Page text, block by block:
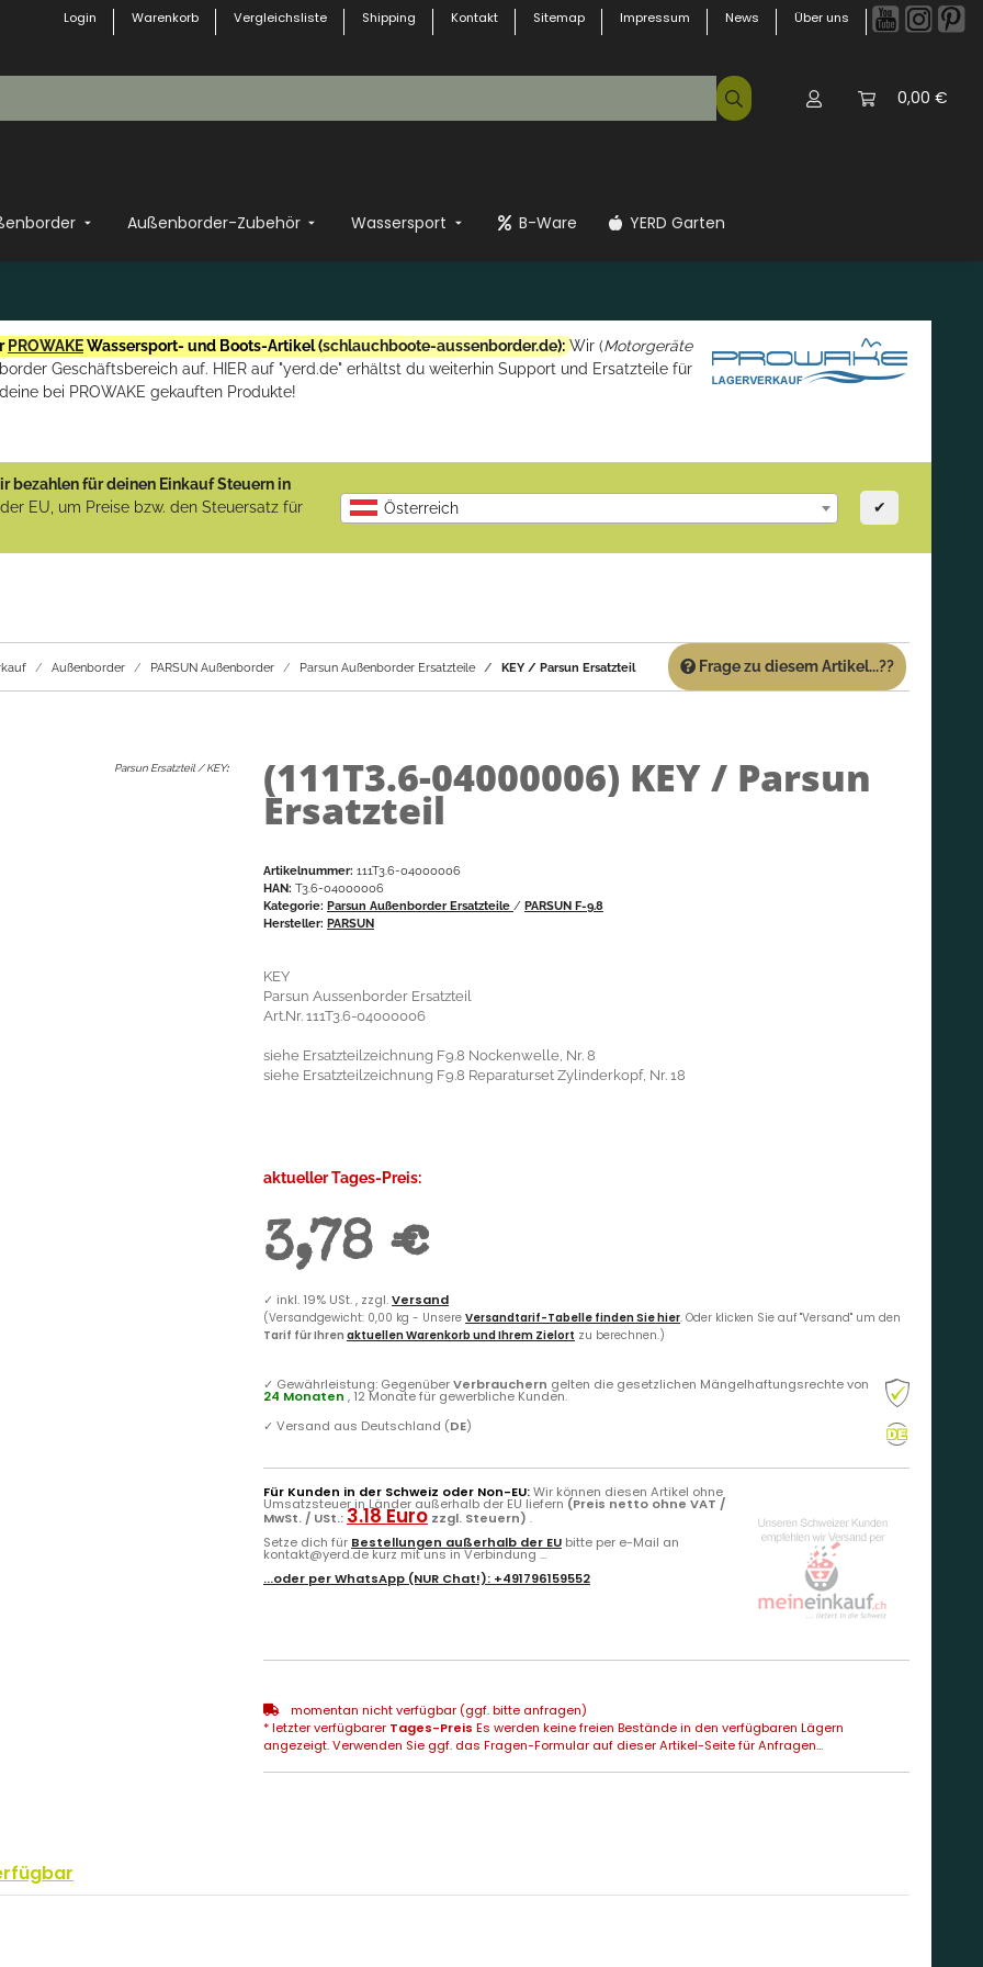
Login Warenkorb Vergleichsliste Shipping Kontakt Sitemap Impressum News Über uns
0,00 €
Außenborder-Zubehör Wassersport B-Ware YERD Garten
PROWAKEWassersport- und Boots-Artikel (schlauchboote-aussenborder.de): Wir (Motorgeräte
Geschäftsbereich auf. HIER auf "yerd.de" erhältst du weiterhin Support und Ersatzteile für
deine bei PROWAKE gekauften Produkte!
bezahlen für deinen Einkauf Steuern in
EU, um Preise bzw. den Steuersatz für
Österreich ✔
Außenborder PARSUN Außenborder Parsun Außenborder Ersatzteile KEY / Parsun Ersatzteil Frage zu diesem Artikel...??
Parsun Ersatzteil / KEY: (111T3.6-04000006) KEY / Parsun
Ersatzteil
Artikelnummer: 111T3.6-04000006
HAN: T3.6-04000006
Kategorie: Parsun Außenborder Ersatzteile / PARSUN F-9.8
Hersteller: PARSUN
KEY
Parsun Aussenborder Ersatzteil
Art.Nr. 111T3.6-04000006
siehe Ersatzteilzeichnung F9.8 Nockenwelle, Nr. 8
siehe Ersatzteilzeichnung F9.8 Reparaturset Zylinderkopf, Nr. 18
aktueller Tages-Preis:
3,78 €
✓ inkl. 19% USt. , zzgl.Versand
(Versandgewicht: 0,00 kg - Unsere Versandtarif-Tabelle finden Sie hier. Oder klicken Sie auf "Versand" um den
Tarif für Ihren aktuellen Warenkorb und Ihrem Zielort zu berechnen.)
✓ Gewährleistung: GegenüberVerbrauchern gelten die gesetzlichen Mängelhaftungsrechte von
24 Monaten , 12 Monate für gewerbliche Kunden.
✓ Versand aus Deutschland (DE)
Für Kunden in der Schweiz oder Non-EU:Wir können diesen Artikel ohne
Umsatzsteuer in Länder außerhalb der EU liefern (Preis netto ohne VAT /
MwSt. / USt.: 3.18 Euro zzgl. Steuern) .
Setze dich für Bestellungen außerhalb der EU bitte per e-Mail an
kontakt@yerd.de kurz mit uns in Verbindung ...
...oder perWhatsApp (NUR Chat!): +491796159552
momentan nicht verfügbar (ggf. bitte anfragen)
* letzter verfügbarer Tages-Preis Es werden keine freien Bestände in den verfügbaren Lägern
angezeigt. Verwenden Sie ggf. das Fragen-Formular auf dieser Artikel-Seite für Anfragen...